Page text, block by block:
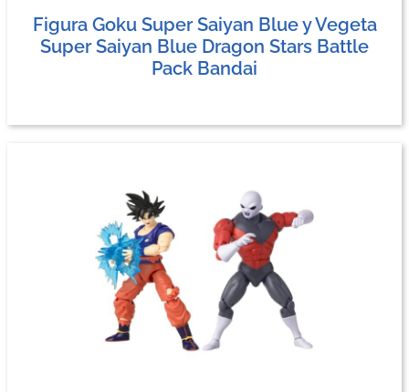
Figura Goku Super Saiyan Blue y Vegeta
Super Saiyan Blue Dragon Stars Battle
Pack Bandai